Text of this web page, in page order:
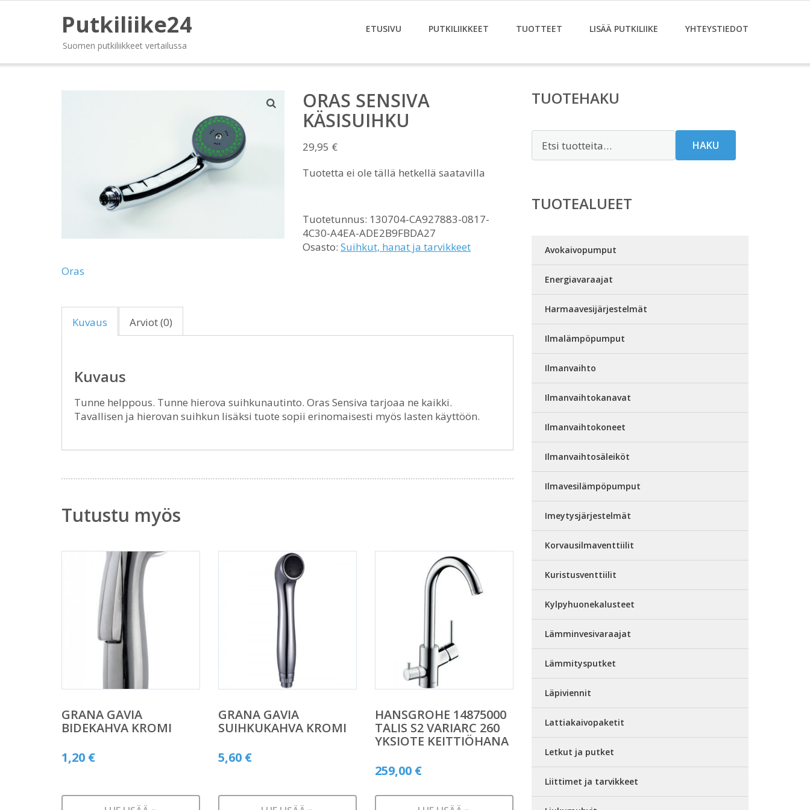
Putkiliike24
Suomen putkiliikkeet vertailussa
ETUSIVU PUTKILIIKKEET TUOTTEET LISÄÄ PUTKILIIKE YHTEYSTIEDOT
ORAS SENSIVA
KÄSISUIHKU
29,95 €
Tuotetta ei ole tällä hetkellä saatavilla
Tuotetunnus: 130704-CA927883-0817-
4C30-A4EA-ADE2B9FBDA27
Osasto: Suihkut, hanat ja tarvikkeet
Oras
Kuvaus Arviot (0)
Kuvaus
Tunne helppous. Tunne hierova suihkunautinto. Oras Sensiva tarjoaa ne kaikki.
Tavallisen ja hierovan suihkun lisäksi tuote sopii erinomaisesti myös lasten käyttöön.
Tutustu myös
GRANA GAVIA
BIDEKAHVA KROMI
1,20 €
GRANA GAVIA
SUIHKUKAHVA KROMI
5,60 €
HANSGROHE 14875000
TALIS S2 VARIARC 260
YKSIOTE KEITTIÖHANA
259,00 €
TUOTEHAKU
HAKU
TUOTEALUEET
Avokaivopumput
Energiavaraajat
Harmaavesijärjestelmät
Ilmalämpöpumput
Ilmanvaihto
Ilmanvaihtokanavat
Ilmanvaihtokoneet
Ilmanvaihtosäleiköt
Ilmavesilämpöpumput
Imeytysjärjestelmät
Korvausilmaventtiilit
Kuristusventtiilit
Kylpyhuonekalusteet
Lämminvesivaraajat
Lämmitysputket
Läpiviennit
Lattiakaivopaketit
Letkut ja putket
Liittimet ja tarvikkeet